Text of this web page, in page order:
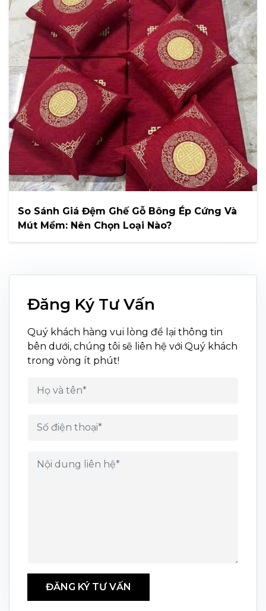
So Sánh Giá Đệm Ghế Gỗ Bông Ép Cứng Và
Mút Mềm: Nên Chọn Loại Nào?
Đăng Ký Tư Vấn
Quý khách hàng vui lòng để lại thông tin
bên dưới, chúng tôi sẽ liên hệ với Quý khách
trong vòng ít phút!
ĐĂNG KÝ TƯ VẤN